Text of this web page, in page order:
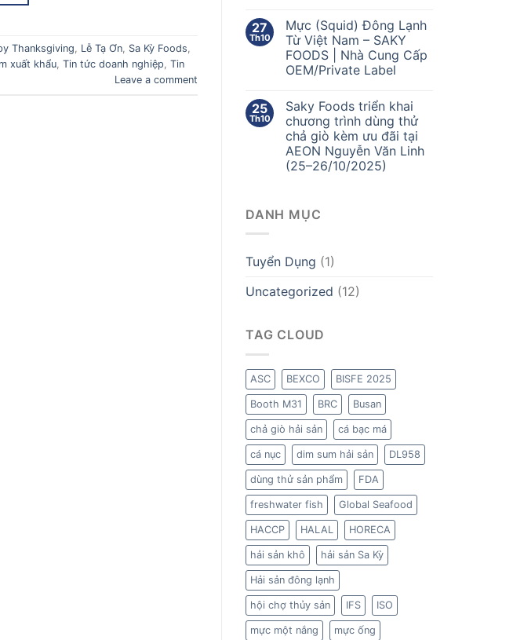
Thanksgiving, Lễ Tạ Ơn, Sa Kỳ Foods,
xuất khẩu, Tin tức doanh nghiệp, Tin
Leave a comment
27
Th10
Mực (Squid) Đông Lạnh
Từ Việt Nam – SAKY
FOODS | Nhà Cung Cấp
OEM/Private Label
25
Th10
Saky Foods triển khai
chương trình dùng thử
chả giò kèm ưu đãi tại
AEON Nguyễn Văn Linh
(25–26/10/2025)
DANH MỤC
Tuyển Dụng (1)
Uncategorized (12)
TAG CLOUD
ASC BEXCO BISFE 2025
Booth M31 BRC Busan
chả giò hải sản cá bạc má
cá nục dim sum hải sản DL958
dùng thử sản phẩm FDA
freshwater fish Global Seafood
HACCP HALAL HORECA
hải sản khô hải sản Sa Kỳ
Hải sản đông lạnh
hội chợ thủy sản IFS ISO
mực một nắng mực ống